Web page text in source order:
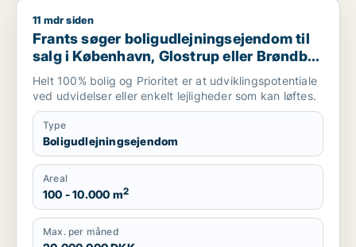
Frants søger boligudlejningsejendom til salg i København,
11 mdr siden
Frants søger boligudlejningsejendom til
salg i København, Glostrup eller Brøndby
m.fl.
Helt 100% bolig og Prioritet er at udviklingspotentiale
ved udvidelser eller enkelt lejligheder som kan løftes.
Type
Boligudlejningsejendom
Areal
100 - 10.000 m2
Max. per måned